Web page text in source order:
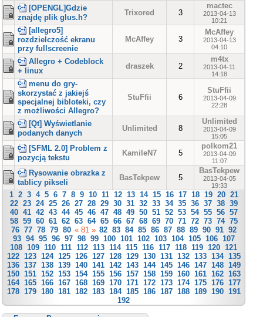
[OPENGL]Gdzie
znajdę plik glus.h?
Trixored 3
mactec
2013-04-13
10:21
[allegro5]
rozdzielczość ekranu
przy fullscreenie
McAffey 3
McAffey
2013-04-13
04:10
Allegro + Codeblock
+ linux
draszek 2
m4tx
2013-04-11
14:18
menu do gry-
skorzystać z jakiejś
specjalnej bibloteki, czy
z możliwości Allegro?
StuFfii 6
StuFfii
2013-04-09
22:28
[Qt] Wyświetlanie
podanych danych
Unlimited 8
Unlimited
2013-04-09
15:05
[SFML 2.0] Problem z
pozycją tekstu
KamileN7 5
polkom21
2013-04-09
11:07
Rysowanie obrazka z
tablicy pikseli
BasTekpew 5
BasTekpew
2013-04-05
19:33
1 2 3 4 5 6 7 8 9 10 11 12 13 14 15 16 17 18 19 20 21
22 23 24 25 26 27 28 29 30 31 32 33 34 35 36 37 38 39
40 41 42 43 44 45 46 47 48 49 50 51 52 53 54 55 56 57
58 59 60 61 62 63 64 65 66 67 68 69 70 71 72 73 74 75
76 77 78 79 80 « 81 » 82 83 84 85 86 87 88 89 90 91 92
93 94 95 96 97 98 99 100 101 102 103 104 105 106 107
108 109 110 111 112 113 114 115 116 117 118 119 120 121
122 123 124 125 126 127 128 129 130 131 132 133 134 135
136 137 138 139 140 141 142 143 144 145 146 147 148 149
150 151 152 153 154 155 156 157 158 159 160 161 162 163
164 165 166 167 168 169 170 171 172 173 174 175 176 177
178 179 180 181 182 183 184 185 186 187 188 189 190 191
192